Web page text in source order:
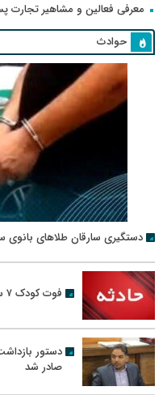
معرفی فعالین و مشاهیر تجارت
حوادث
دستگیری سارقان طلاهای بانوی
فوت کودک ۷ ساله رفسنجانی در سانحه رانندگی
دستور
صادر شد